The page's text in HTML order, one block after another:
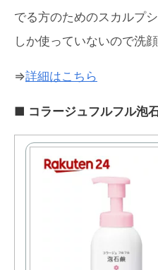
でる方のためのスカルプ
しか使っていないので洗
⇒詳細はこちら
■ コラージュフルフル泡